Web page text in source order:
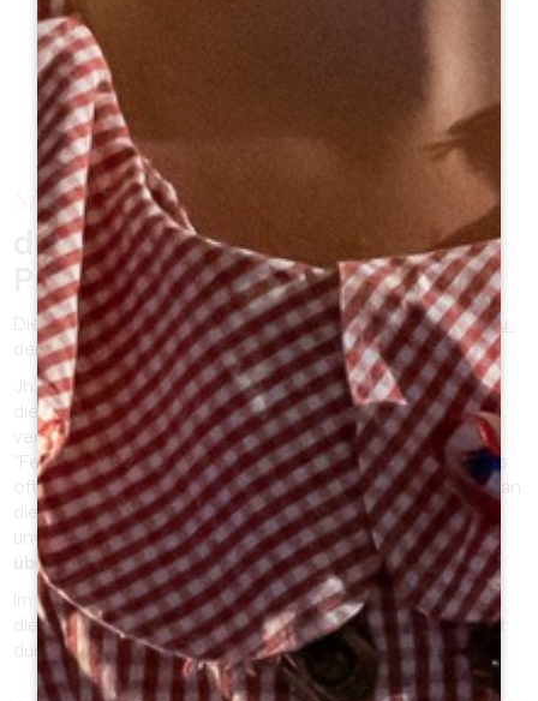
Sie werden beeindruckt sein:
durch seine gigantischen
Proportionen!
Die monolithische Kirche ist einunterirdischer Sakralbau
der zu Beginn des 12.
Jh. gegraben wurde. Wenn sie sich dem Besucher durch
die Position eines 68 m hohen Glockenturms offenbart,
verbirgt sie sich dann hinter der Eleganz von drei großen
"Fenstern" in der Fassade und einem gotischen Portal, das
oft verschlossen ist (dennnur mit einer Führung kann man
diese unterirdische Kirche betreten und ein
unvergessliches Erlebnis haben).Die Kirche ist ebenso
überraschend wie zerbrechlich!
Im Herzen der Stadt erinnert die monolithische Kirche an
die religiöse Aktivität der Stadt im Mittelalter und fasziniert
durch ihreungewöhnliche Gestaltung.